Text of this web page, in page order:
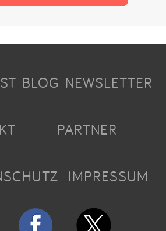
BLOG NEWSLETTER
PARTNER
IMPRESSUM